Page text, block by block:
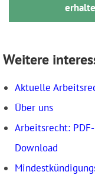
Weitere
Aktuelle
Über uns
Arbeitsrecht:
Download